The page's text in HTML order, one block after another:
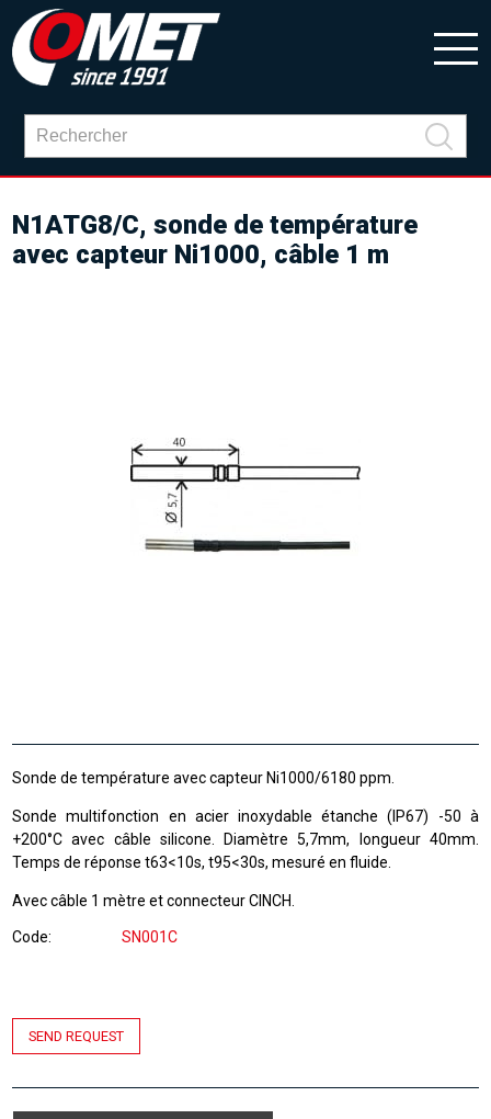
N1ATG8/C, sonde de température
avec capteur Ni1000, câble 1 m
Sonde de température avec capteur Ni1000/6180 ppm.
Sonde multifonction en acier inoxydable étanche (IP67) -50 à
+200°C avec câble silicone. Diamètre 5,7mm, longueur 40mm.
Temps de réponse t63<10s, t95<30s, mesuré en fluide.
Avec câble 1 mètre et connecteur CINCH.
Code SN001C
SEND REQUEST